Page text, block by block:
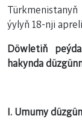
ýylyň 18-nji
Döwletiň
hakynda
I. Umumy